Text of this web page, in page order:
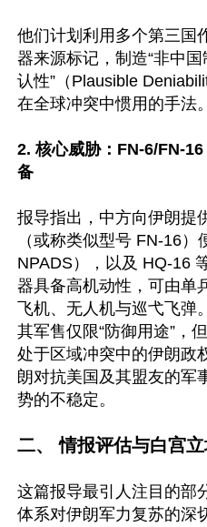
他们计划利用多个第三国
器来源标记，制造“非中
认性”（Plausible
在全球冲突中惯用的手法。
2. 核心威胁：FN-6/FN-
备
报导指出，中方向伊朗提
（或称类似型号 FN-16
NPADS），以及 HQ-16
器具备高机动性，可由单
飞机、无人机与巡弋飞
其军售仅限“防御用途”，
处于区域冲突中的伊朗政
朗对抗美国及其盟友的军
势的不稳定。
二、 情报评估与白宫
这篇报导最引人注目的部
体系对伊朗军力复苏的深